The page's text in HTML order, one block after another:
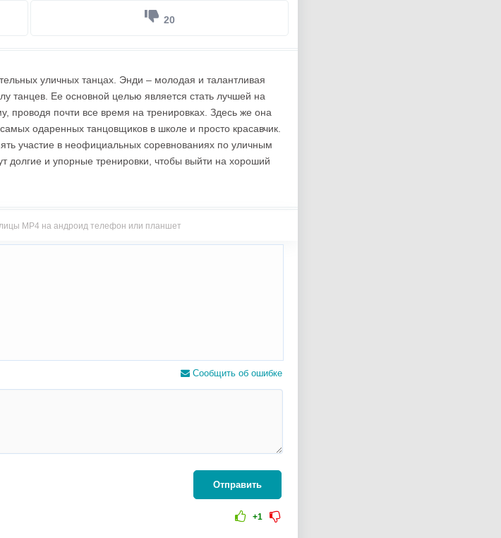
20
уличных танцах. Энди – молодая и талантливая
танцев. Ее основной целью является стать лучшей на
проводя почти все время на тренировках. Здесь же она
одаренных танцовщиков в школе и просто красавчик.
участие в неофициальных соревнованиях по уличным
долгие и упорные тренировки, чтобы выйти на хороший
MP4 на андроид телефон или планшет
Сообщить об ошибке
Отправить
+1